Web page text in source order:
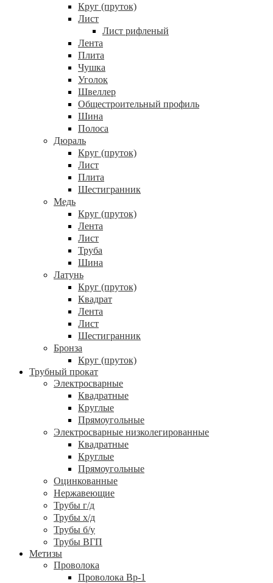
Круг (пруток)
Лист
Лист рифленый
Лента
Плита
Чушка
Уголок
Швеллер
Общестроительный профиль
Шина
Полоса
Дюраль
Круг (пруток)
Лист
Плита
Шестигранник
Медь
Круг (пруток)
Лента
Лист
Труба
Шина
Латунь
Круг (пруток)
Квадрат
Лента
Лист
Шестигранник
Бронза
Круг (пруток)
Трубный прокат
Электросварные
Квадратные
Круглые
Прямоугольные
Электросварные низколегированные
Квадратные
Круглые
Прямоугольные
Оцинкованные
Нержавеющие
Трубы г/д
Трубы х/д
Трубы б/у
Трубы ВГП
Метизы
Проволока
Проволока Вр-1